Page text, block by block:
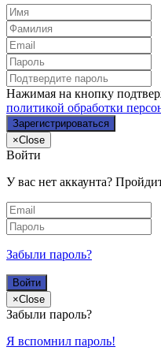
Нажимая на кнопку
политикой обработки
×Close
Войти
У вас нет аккаунта?
Забыли пароль?
×Close
Забыли пароль?
Я вспомнил пароль!